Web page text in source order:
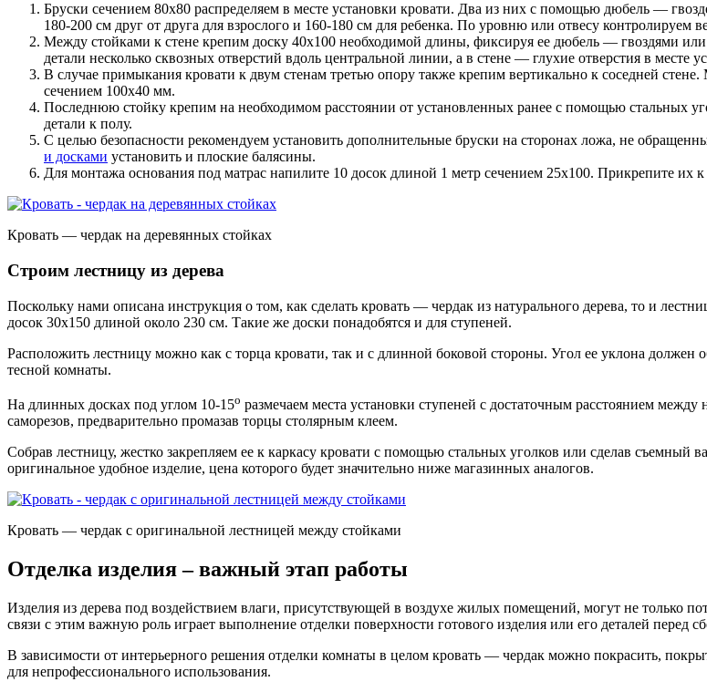
Бруски сечением 80х80 распределяем в месте установки кровати. Два из них с помощью дюбель —
180-200 см друг от друга для взрослого и 160-180 см для ребенка. По уровню или отвесу контролируем
Между стойками к стене крепим доску 40х100 необходимой длины, фиксируя ее дюбель — гвоздями
детали несколько сквозных отверстий вдоль центральной линии, а в стене — глухие отверстия в месте
В случае примыкания кровати к двум стенам третью опору также крепим вертикально к соседней стене.
сечением 100х40 мм.
Последнюю стойку крепим на необходимом расстоянии от установленных ранее с помощью стальных
детали к полу.
С целью безопасности рекомендуем установить дополнительные бруски на сторонах ложа, не
и досками установить и плоские балясины.
Для монтажа основания под матрас напилите 10 досок длиной 1 метр сечением 25х100. Прикрепите их
Кровать — чердак на деревянных стойках
Строим лестницу из дерева
Поскольку нами описана инструкция о том, как сделать кровать — чердак из натурального дерева, то и
досок 30х150 длиной около 230 см. Такие же доски понадобятся и для ступеней.
Расположить лестницу можно как с торца кровати, так и с длинной боковой стороны. Угол ее уклона должен
тесной комнаты.
На длинных досках под углом 10-15о размечаем места установки ступеней с достаточным расстоянием
саморезов, предварительно промазав торцы столярным клеем.
Собрав лестницу, жестко закрепляем ее к каркасу кровати с помощью стальных уголков или сделав съемный
оригинальное удобное изделие, цена которого будет значительно ниже магазинных аналогов.
Кровать — чердак с оригинальной лестницей между стойками
Отделка изделия – важный этап работы
Изделия из дерева под воздействием влаги, присутствующей в воздухе жилых помещений, могут не только
связи с этим важную роль играет выполнение отделки поверхности готового изделия или его деталей перед
В зависимости от интерьерного решения отделки комнаты в целом кровать — чердак можно покрасить,
для непрофессионального использования.